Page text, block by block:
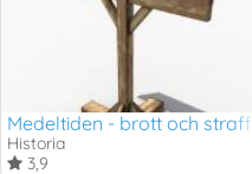
Medeltiden - brott och straff
Historia
3,9